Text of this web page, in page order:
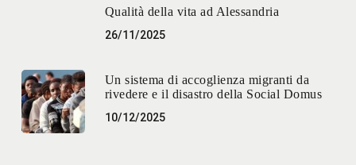
Qualità della vita ad Alessandria
26/11/2025
Un sistema di accoglienza migranti da
rivedere e il disastro della Social Domus
10/12/2025